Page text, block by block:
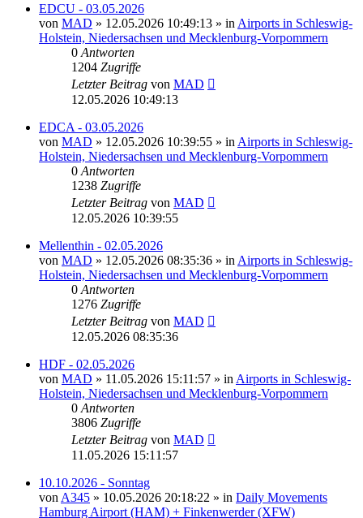
EDCU - 03.05.2026
von MAD » 12.05.2026 10:49:13 » in Airports in Schleswig-
Holstein, Niedersachsen und Mecklenburg-Vorpommern
0 Antworten
1204 Zugriffe
Letzter Beitrag von MAD
12.05.2026 10:49:13
EDCA - 03.05.2026
von MAD » 12.05.2026 10:39:55 » in Airports in Schleswig-
Holstein, Niedersachsen und Mecklenburg-Vorpommern
0 Antworten
1238 Zugriffe
Letzter Beitrag von MAD
12.05.2026 10:39:55
Mellenthin - 02.05.2026
von MAD » 12.05.2026 08:35:36 » in Airports in Schleswig-
Holstein, Niedersachsen und Mecklenburg-Vorpommern
0 Antworten
1276 Zugriffe
Letzter Beitrag von MAD
12.05.2026 08:35:36
HDF - 02.05.2026
von MAD » 11.05.2026 15:11:57 » in Airports in Schleswig-
Holstein, Niedersachsen und Mecklenburg-Vorpommern
0 Antworten
3806 Zugriffe
Letzter Beitrag von MAD
11.05.2026 15:11:57
10.10.2026 - Sonntag
von A345 » 10.05.2026 20:18:22 » in Daily Movements
Hamburg Airport (HAM) + Finkenwerder (XFW)